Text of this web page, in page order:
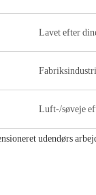
Lavet efter
Luft-/søveje